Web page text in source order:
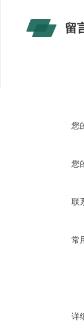
留
您
您
联
常
详